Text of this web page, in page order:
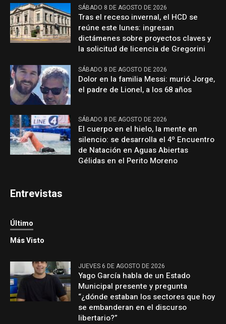
SÁBADO 8 DE AGOSTO DE 2026
Tras el receso invernal, el HCD se
reúne este lunes: ingresan
dictámenes sobre proyectos claves y
la solicitud de licencia de Gregorini
SÁBADO 8 DE AGOSTO DE 2026
Dolor en la familia Messi: murió Jorge,
el padre de Lionel, a los 68 años
SÁBADO 8 DE AGOSTO DE 2026
El cuerpo en el hielo, la mente en
silencio: se desarrolla el 4º Encuentro
de Natación en Aguas Abiertas
Gélidas en el Perito Moreno
Entrevistas
Último
Más Visto
JUEVES 6 DE AGOSTO DE 2026
Yago García habla de un Estado
Municipal presente y pregunta
“¿dónde estaban los sectores que hoy
se embanderan en el discurso
libertario?”